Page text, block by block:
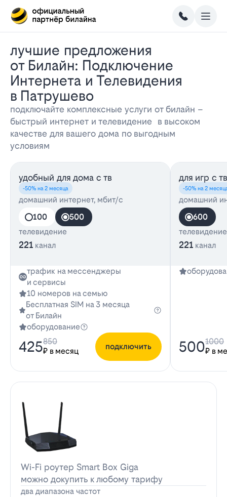
Лучшие предложения
от Билайн: Подключение
Интернета и Телевидения
в Патрушево
подключайте комплексные услуги от билайн –
быстрый интернет и телевидение в высоком
качестве для вашего дома по выгодным
условиям
удобный для дома с тв
-50% на 2 месяца
домашний интернет, мбит/с
100
500
телевидение
221 канал
трафик на мессенджеры
и сервисы
10 номеров на семью
Бесплатная SIM на 3 месяца
от Билайн
оборудование
425₽ в месяц
850
подключить
для игр с тв
-50% на 2
домашний
600
телевидение
221 канал
500₽ в
1000
Wi-Fi роутер Smart Box Giga
можно докупить к любому тарифу
два диапазона частот